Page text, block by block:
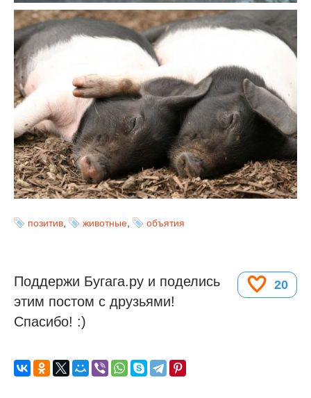
позитив животные объятия
20
Поддержи Бугага.ру и поделись
этим постом с друзьями!
Спасибо! :)